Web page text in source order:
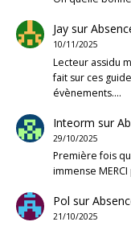
Jaysur
10/11/2025
Lecteur assidu
fait sur ces
évènements.…
Inteorm sur
29/10/2025
Première fois
immense
Pol sur
21/10/2025